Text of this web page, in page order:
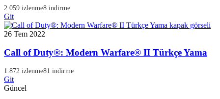
2.059 izlenme8 indirme
Git
26 Tem 2022
Call of Duty®: Modern Warfare® II Türkçe Yama
1.872 izlenme81 indirme
Git
Güncel